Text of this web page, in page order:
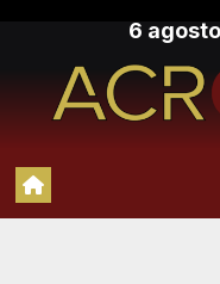
contenido
6